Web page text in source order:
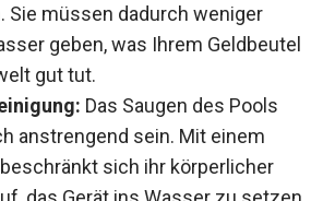
Sie müssen dadurch weniger
geben, was Ihrem Geldbeutel
gut tut.
Das Saugen des Pools
anstrengend sein. Mit einem
sich ihr körperlicher